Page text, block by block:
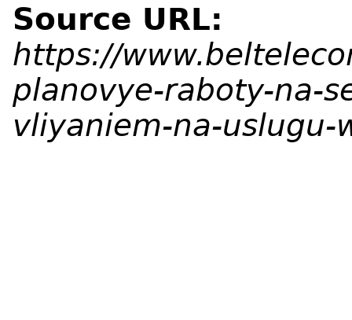
Source URL:
https://
planovye-raboty-na-
vliyaniem-na-uslugu-